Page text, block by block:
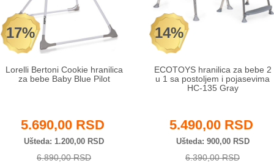
17%
Lorelli Bertoni Cookie hranilica
za bebe Baby Blue Pilot
5.690,00 RSD
Ušteda 1.200,00 RSD
6.890,00 RSD
14%
ECOTOYS hranilica za bebe 2
u 1 sa postoljem i pojasevima
HC-135 Gray
5.490,00 RSD
Ušteda 900,00 RSD
6.390,00 RSD